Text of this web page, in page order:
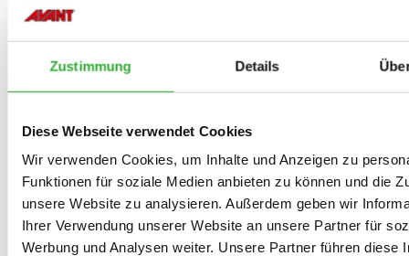
Zustimmung Details
Diese Webseite verwendet Cookies
Wir verwenden Cookies, um Inhalte und Anzeigen zu
Funktionen für soziale Medien anbieten zu können und die
unsere Website zu analysieren. Außerdem geben wir
Ihrer Verwendung unserer Website an unsere Partner für
Werbung und Analysen weiter. Unsere Partner führen diese
SCHWINGUNGSDÄMPFER FÜR HUBARM
FÜR
NIVEAUAUSGLEICH, HUBARM (LADER MIT
(LADER
MIT
PARALLELFÜHRUNG)
NIVEAUAUSGLEICH, HUBARM (LADER OHNE
PARALLELFÜHRUNG)
ENTDECKEN
NIVEAUAUSGLEICH,
HUBARM
(LADER